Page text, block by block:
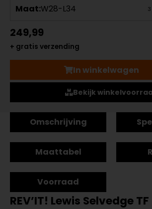
Maat:W28-L34
249,99
+ gratis verzending
In winkelwagen
Bekijk
Omschrijving
Maattabel
Voorraad
REV’IT! Lewis Selvedge TF